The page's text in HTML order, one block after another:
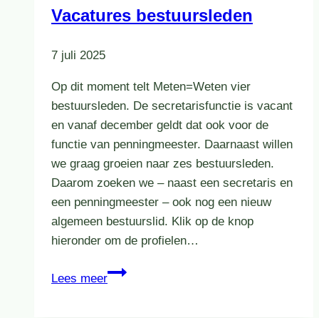
over
Vacatures bestuursleden
7 juli 2025
Op dit moment telt Meten=Weten vier
bestuursleden. De secretarisfunctie is vacant
en vanaf december geldt dat ook voor de
functie van penningmeester. Daarnaast willen
we graag groeien naar zes bestuursleden.
Daarom zoeken we – naast een secretaris en
een penningmeester – ook nog een nieuw
algemeen bestuurslid. Klik op de knop
hieronder om de profielen…
Lees meer
Vacatures